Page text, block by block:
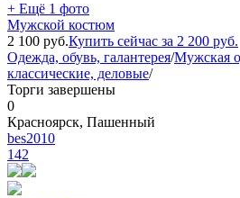
+ Ещё 1 фото
Мужской костюм
2 100 руб.Купить сейчас за 2 200 руб.
Одежда, обувь, галантерея/Мужская
классические, деловые/
Торги завершены
0
Красноярск, Пашенный
bes2010
142